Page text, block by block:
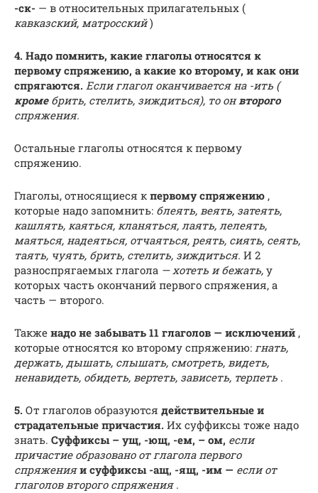
-ск- — в относительных прилагательных (
кавказский, матросский)
4. Надо помнить, какие глаголы относятся к
первому спряжению, а какие ко второму, и как они
спрягаются. Если глагол оканчивается на -ить (
кроме брить, стелить, зиждиться), то он второго
спряжения.
Остальные глаголы относятся к первому
спряжению.
Глаголы, относящиеся к первому спряжению ,
которые надо запомнить: блеять, веять, затеять,
кашлять, каяться, кланяться, лаять, лелеять,
маяться, надеяться, отчаяться, реять, сиять, сеять,
таять, чуять, брить, стелить, зиждиться. И 2
разноспрягаемых глагола — хотеть и бежать, у
которых часть окончаний первого спряжения, а
часть — второго.
Также надо не забывать 11 глаголов — исключений ,
которые относятся ко второму спряжению: гнать,
держать, дышать, слышать, смотреть, видеть,
ненавидеть, обидеть, вертеть, зависеть, терпеть .
5. От глаголов образуются действительные и
страдательные причастия. Их суффиксы тоже надо
знать. Суффиксы – ущ, -ющ, -ем, – ом, если
причастие образовано от глагола первого
спряжения и суффиксы -ащ, -ящ, -им — если от
глаголов второго спряжения.